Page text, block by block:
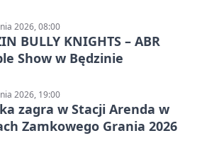
2026, 08:00
BULLY KNIGHTS – ABR
Show w Będzinie
2026, 19:00
zagra w Stacji Arenda w
Zamkowego Grania 2026